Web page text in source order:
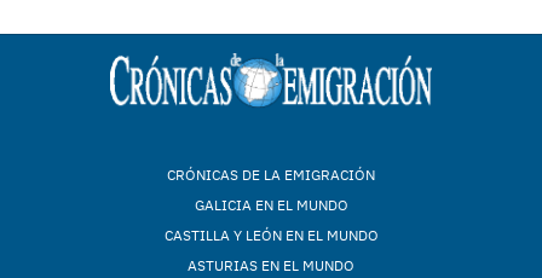
CRÓNICAS DE LA EMIGRACIÓN
GALICIA EN EL MUNDO
CASTILLA Y LEÓN EN EL MUNDO
ASTURIAS EN EL MUNDO